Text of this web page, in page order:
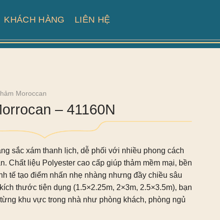
KHÁCH HÀNG LIÊN HỆ
Moroccan
– 41160N
sắc xám thanh lịch, dễ phối với nhiều phong cách
Chất liệu Polyester cao cấp giúp thảm mềm mại, bền
tế tạo điểm nhấn nhẹ nhàng nhưng đầy chiều sâu
thước tiện dụng (1.5×2.25m, 2×3m, 2.5×3.5m), bạn
khu vực trong nhà như phòng khách, phòng ngủ